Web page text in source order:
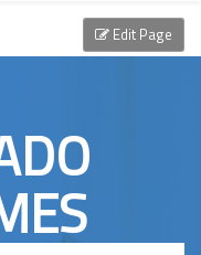
Edit Page